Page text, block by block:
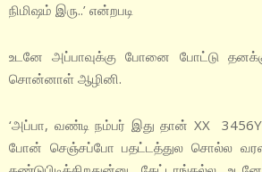
நிமிஷம் இரு..’ என்றபடி
உடனே அப்பாவுக்கு போனை போட்டு
சொன்னாள் ஆழினி.
‘அப்பா, வண்டி நம்பர் இது தான் XX
போன் செஞ்சப்போ பதட்டத்துல சொல்ல வரல.